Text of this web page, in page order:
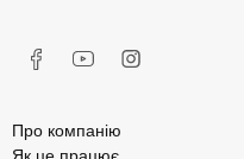
Про компанію